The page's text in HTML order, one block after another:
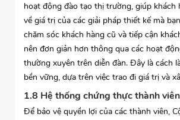
hoạt động đào tạo thị trường, giúp khách
về giá trị của các giải pháp thiết kế mà
chăm sóc khách hàng cũ và tiếp cận
nên đơn giản hơn thông qua các hoạt
thường xuyên trên diễn đàn. Đây là cách
bền vững, dựa trên việc trao đi giá trị và
1.8 Hệ thống chứng thực thành
Để bảo vệ quyền lợi của các thành viên,